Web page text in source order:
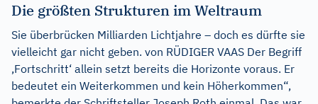
Die größten Strukturen im Weltraum
Sie überbrücken Milliarden Lichtjahre – doch es dürfte sie
vielleicht gar nicht geben. von RÜDIGER VAAS Der Begriff
,Fortschritt‘ allein setzt bereits die Horizonte voraus. Er
bedeutet ein Weiterkommen und kein Höherkommen“,